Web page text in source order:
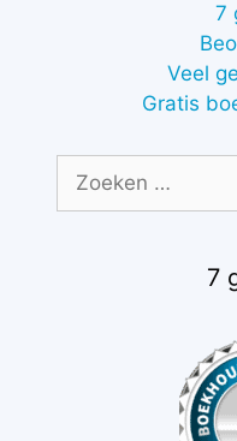
7
Veel
Gratis
Zoek
7